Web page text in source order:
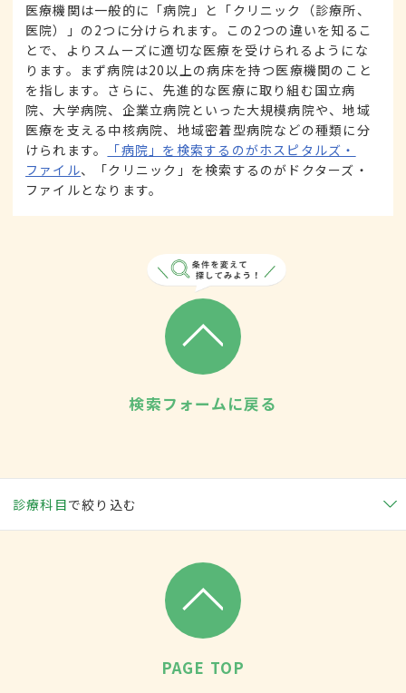
医療機関は一般的に「病院」と「クリニック（診療所、
医院）」の2つに分けられます。この2つの違いを知るこ
とで、よりスムーズに適切な医療を受けられるようにな
ります。まず病院は20以上の病床を持つ医療機関のこと
を指します。さらに、先進的な医療に取り組む国立病
院、大学病院、企業立病院といった大規模病院や、地域
医療を支える中核病院、地域密着型病院などの種類に分
けられます。
「病院」を検索するのがホスピタルズ・
ファイル、「クリニック」を検索するのがドクターズ・
ファイルとなります。
検索フォームに戻る
診療科目で絞り込む
PAGE TOP